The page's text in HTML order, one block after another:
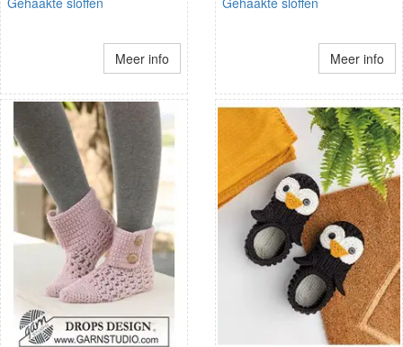
Meer info Meer info